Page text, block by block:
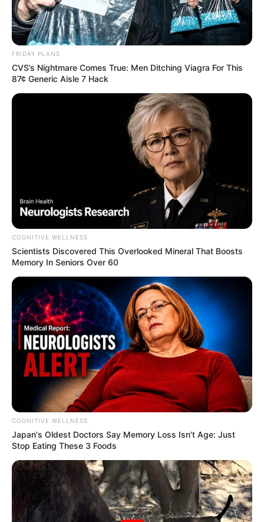
കോഴിക്കോട്: ഇത്തവണത്തെ റയില്‍വേ ബജറ്റില്‍
പാത ഇരട്ടിപ്പിക്കലിന് അടക്കം കൂടുതല്‍ പണം
അനുവദിക്കുമെന്ന പ്രതീക്ഷയിലാണ് കേരളം.
തീരദേശ പാതയടക്കം ഇരട്ടിപ്പിച്ചാല്‍ മാത്രമെ
കൂടുതല്‍ ട്രെയിനുകളും സംസ്ഥാനത്ത് ഓടിക്കാന്‍
സാധിക്കൂ. വ്യാഴാഴ്ചയാണ് കേന്ദ്ര മന്ത്രി സുരേഷ്
പ്രഭു റയില്‍വേ ബജറ്റ് അവതരിപ്പിക്കുന്നത്.
FRIDAY PLANS
CVS’s Nightmare Comes True: Men Ditching Viagra For This
87¢ Generic Aisle 7 Hack
COGNITIVE WELLNESS
Scientists Discovered This Overlooked Mineral That Boosts
Memory In Seniors Over 60
COGNITIVE WELLNESS
Japan's Oldest Doctors Say Me​mory Lo​ss Isn't Age: Just
Stop Eating These 3 Foods